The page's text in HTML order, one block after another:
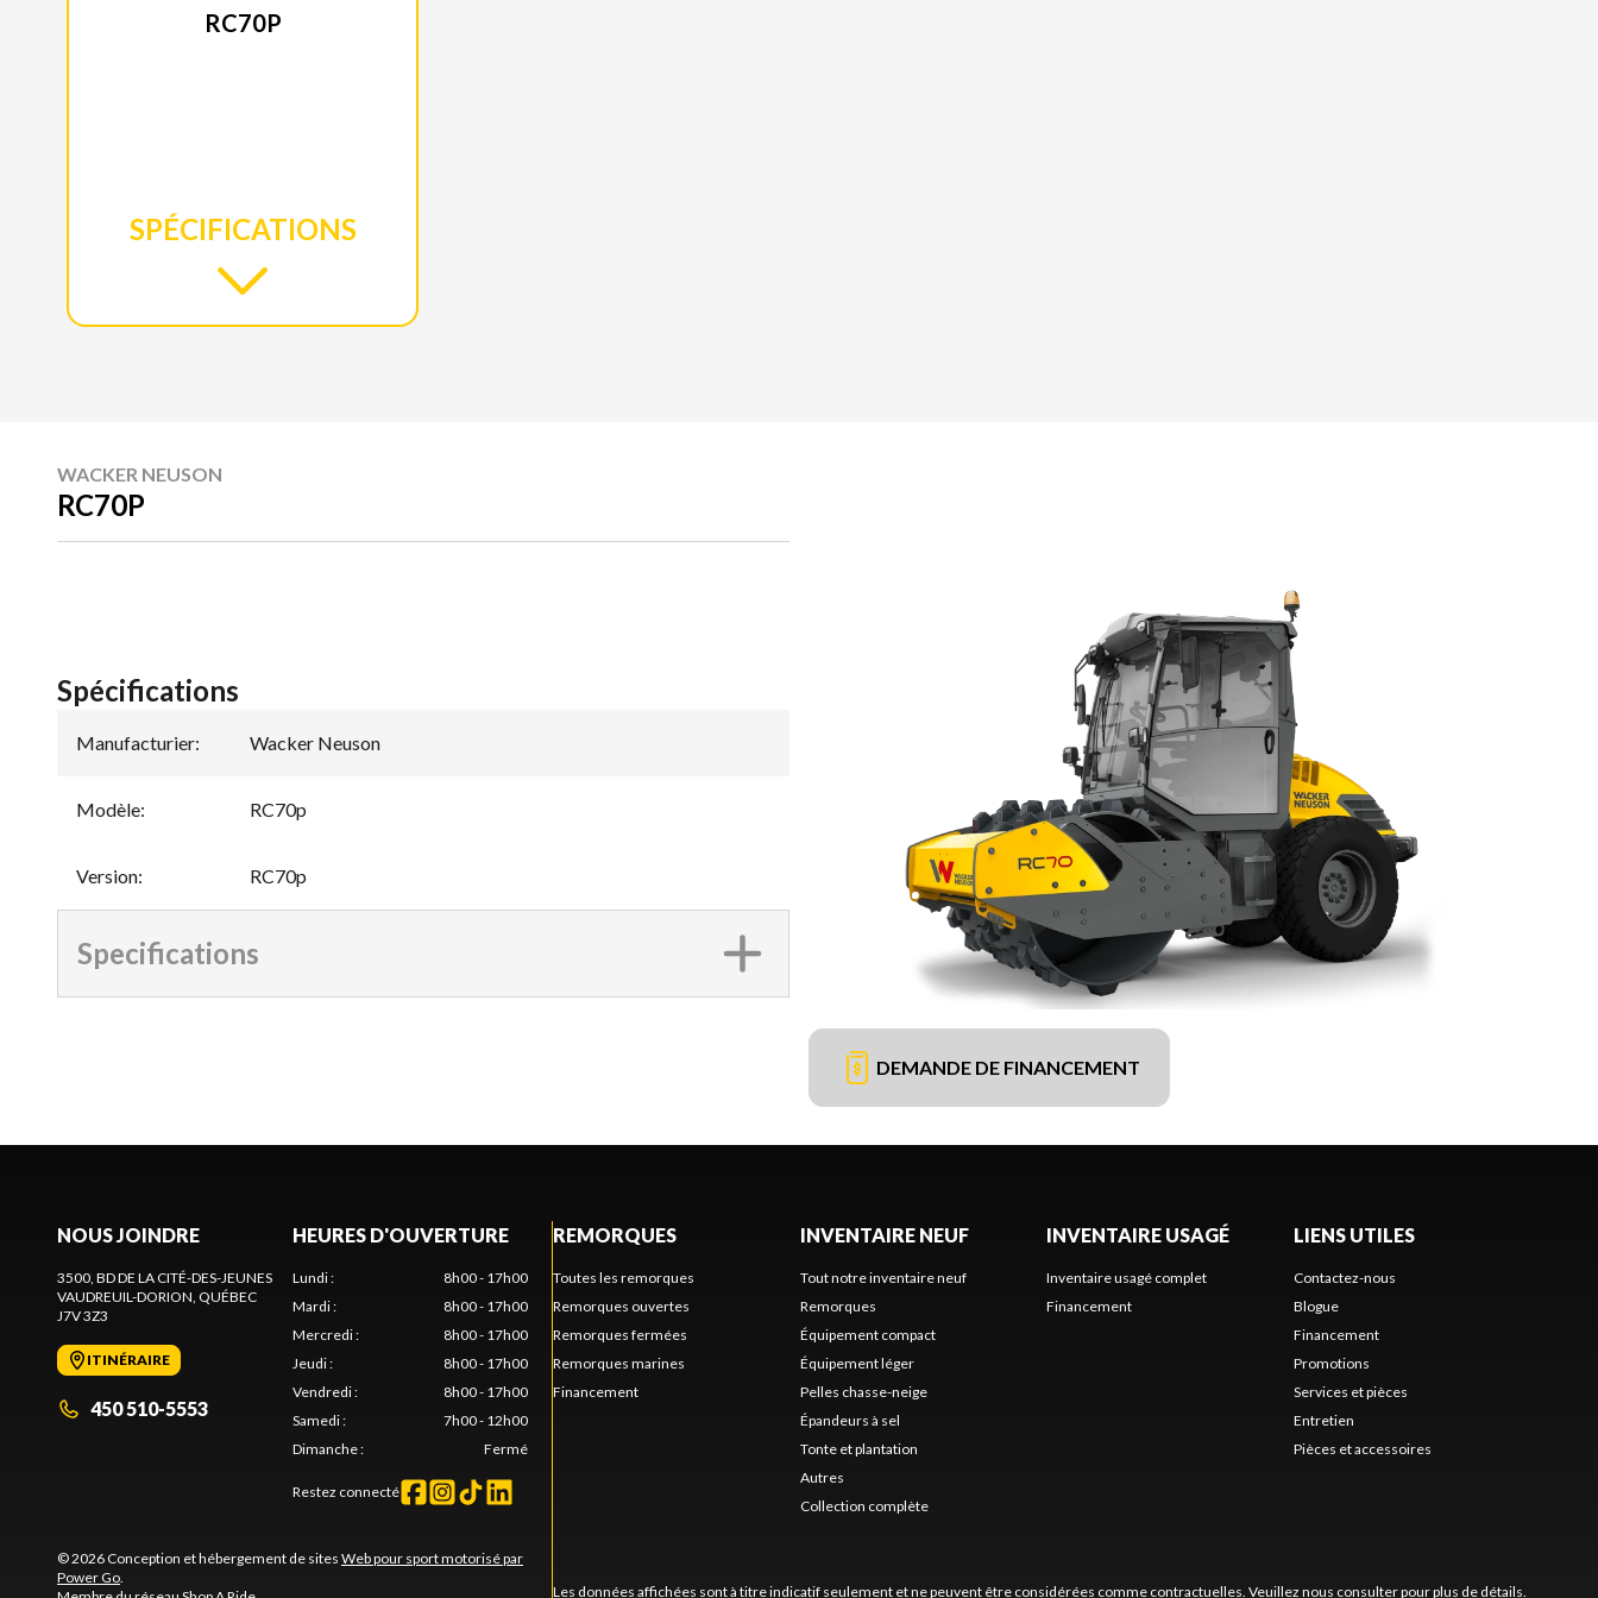
RC70P
SPÉCIFICATIONS
WACKER NEUSON
RC70P
DEMANDE DE FINANCEMENT
Spécifications
Manufacturier: Wacker Neuson
Modèle: RC70p
Version: RC70p
Specifications
NOUS JOINDRE
3500, BD DE LA CITÉ-DES-JEUNES
VAUDREUIL-DORION, QUÉBEC
J7V 3Z3
ITINÉRAIRE
450 510-5553
HEURES D'OUVERTURE
Lundi:
8h00 - 17h00
Mardi:
8h00 - 17h00
Mercredi:
8h00 - 17h00
Jeudi:
8h00 - 17h00
Vendredi:
8h00 - 17h00
Samedi:
7h00 - 12h00
Dimanche: Fermé
Restez connecté
© 2026 Conception et hébergement de sites Web pour sport motorisé par
Power Go.
REMORQUES
Toutes les remorques
Remorques ouvertes
Remorques fermées
Remorques marines
Financement
INVENTAIRE NEUF
Tout notre inventaire neuf
Remorques
Équipement compact
Équipement léger
Pelles chasse-neige
Épandeurs à sel
Tonte et plantation
Autres
Collection complète
INVENTAIRE USAGÉ
Inventaire usagé complet
Financement
LIENS UTILES
Contactez-nous
Blogue
Financement
Promotions
Services et pièces
Entretien
Pièces et accessoires
Les données affichées sont à titre indicatif seulement et ne peuvent être considérées comme contractuelles. Veuillez nous consulter pour plus de détails.